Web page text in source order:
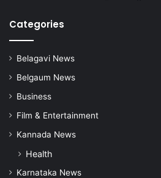
Categories
Belagavi News
Belgaum News
Business
Film & Entertainment
Kannada News
Health
Karnataka News